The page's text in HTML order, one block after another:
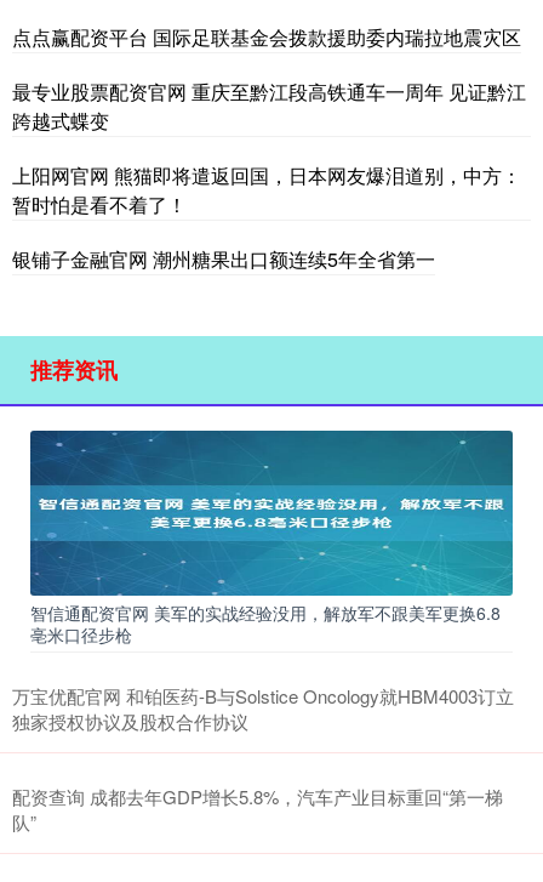
点点赢配资平台 国际足联基金会拨款援助委内瑞拉地震灾区
最专业股票配资官网 重庆至黔江段高铁通车一周年 见证黔江
跨越式蝶变
上阳网官网 熊猫即将遣返回国，日本网友爆泪道别，中方：
暂时怕是看不着了！
银铺子金融官网 潮州糖果出口额连续5年全省第一
推荐资讯
智信通配资官网 美军的实战经验没用，解放军不跟美军更换6.8
亳米口径步枪
万宝优配官网 和铂医药-B与Solstice Oncology就HBM4003订立
独家授权协议及股权合作协议
配资查询 成都去年GDP增长5.8%，汽车产业目标重回“第一梯
队”